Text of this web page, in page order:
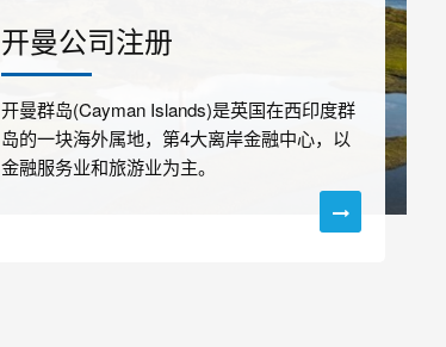
开曼公司注册
开曼群岛(Cayman Islands)是英国在西印度群
岛的一块海外属地，第4大离岸金融中心，以
金融服务业和旅游业为主。